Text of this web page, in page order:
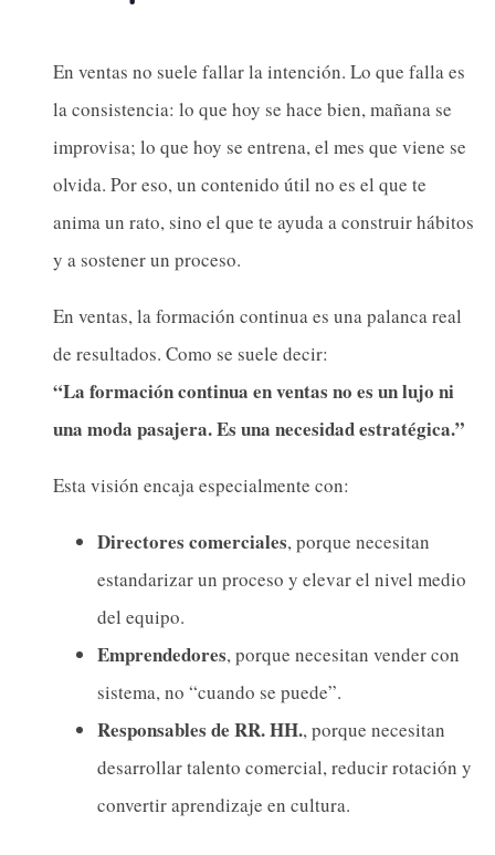
En ventas no suele fallar la intención. Lo que falla es
la consistencia: lo que hoy se hace bien, mañana se
improvisa; lo que hoy se entrena, el mes que viene se
olvida. Por eso, un contenido útil no es el que te
anima un rato, sino el que te ayuda a construir hábitos
y a sostener un proceso.
En ventas, la formación continua es una palanca real
de resultados. Como se suele decir:
“La formación continua en ventas no es un lujo ni
una moda pasajera. Es una necesidad estratégica.”
Esta visión encaja especialmente con:
Directores comerciales, porque necesitan
estandarizar un proceso y elevar el nivel medio
del equipo.
Emprendedores, porque necesitan vender con
sistema, no “cuando se puede”.
Responsables de RR. HH., porque necesitan
desarrollar talento comercial, reducir rotación y
convertir aprendizaje en cultura.